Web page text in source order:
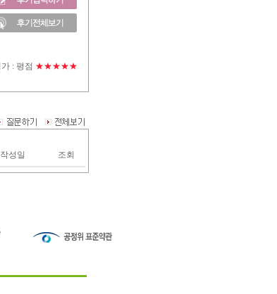
: 평점 ★★★★★
작성일 조회